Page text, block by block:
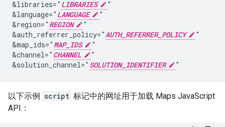
&libraries=" LIBRARIES
"
&language=" LANGUAGE
"
&region=" REGION
"
&auth_referrer_policy="AUTH_REFERRER_POLICY
"
&map_ids=" MAP_IDS
"
&channel=" CHANNEL
"
&solution_channel=" SOLUTION_IDENTIFIER
以下示例 script 标记中的网址用于加载 Maps JavaScript
API：